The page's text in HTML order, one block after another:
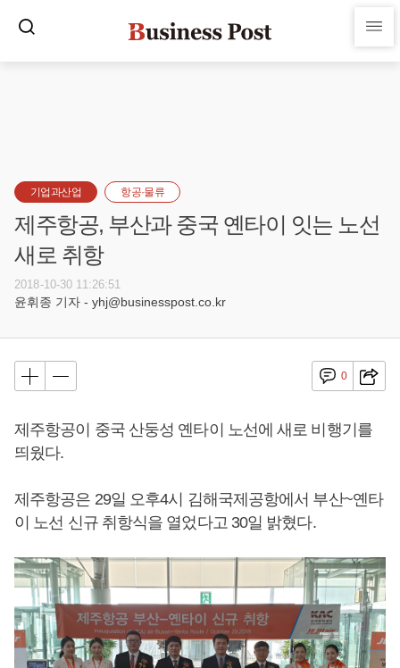
기업과산업 항공·물류
제주항공, 부산과 중국 옌타이 잇는 노선
새로 취항
2018-10-30 11:26:51
윤휘종 기자 - yhj@businesspost.co.kr
0
제주항공이 중국 산둥성 옌타이 노선에 새로 비행기를
띄웠다.
제주항공은 29일 오후4시 김해국제공항에서 부산~옌타
이 노선 신규 취항식을 열었다고 30일 밝혔다.